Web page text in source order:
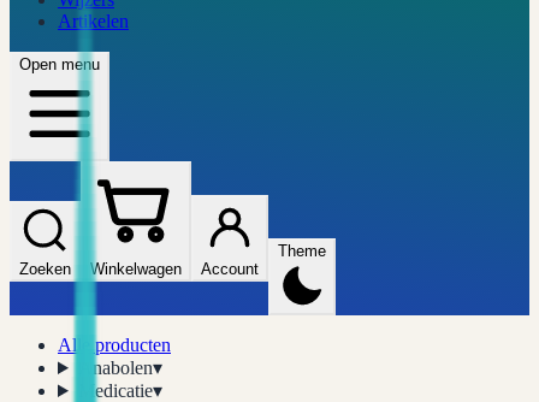
Artikelen
Open menu
Zoeken Winkelwagen Account
Theme
Alle producten
Anabolen▾
Medicatie▾